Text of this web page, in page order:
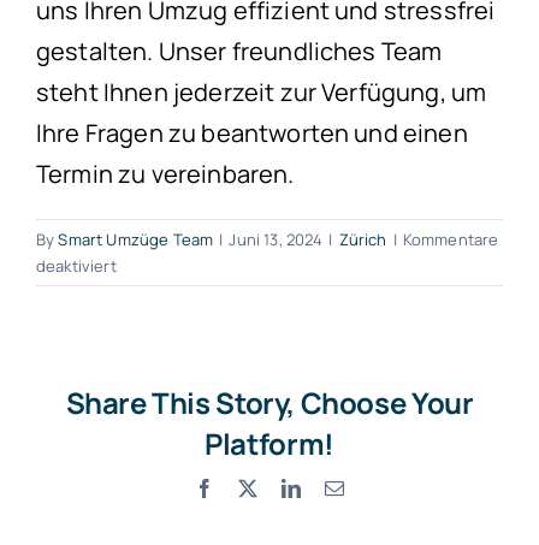
uns Ihren Umzug effizient und stressfrei
gestalten. Unser freundliches Team
steht Ihnen jederzeit zur Verfügung, um
Ihre Fragen zu beantworten und einen
Termin zu vereinbaren.
BySmart Umzüge Team | Juni 13, 2024 | Zürich | Kommentare
deaktiviertfür
Umzugsfirma
Share This Story, Choose Your
Platform!
Facebook LinkedInEmail